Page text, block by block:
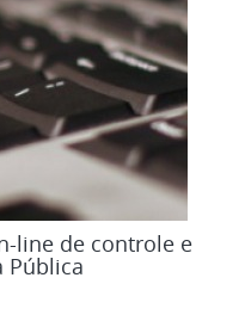
line de controle e
Pública